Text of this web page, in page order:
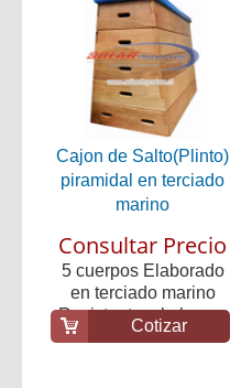
Cajon de Salto(Plinto)
piramidal en terciado
marino
Consultar Precio
5 cuerpos Elaborado
en terciado marino
Resistente a la hum...
Cotizar